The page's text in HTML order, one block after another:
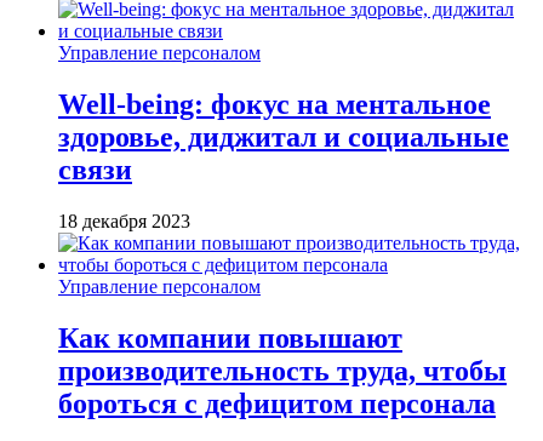
Управление персоналом
Well-being: фокус на ментальное
здоровье, диджитал и социальные
связи
18 декабря 2023
Управление персоналом
Как компании повышают
производительность труда, чтобы
бороться с дефицитом персонала